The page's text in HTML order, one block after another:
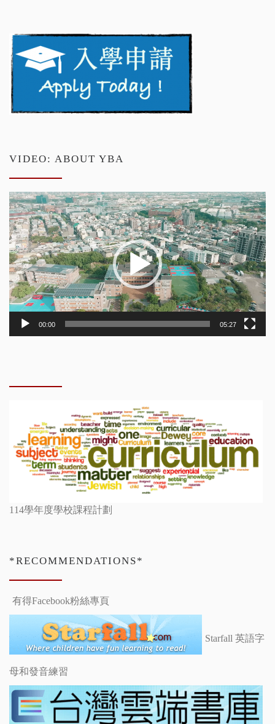
VIDEO: ABOUT YBA
Video
Player
00:00 05:27
114學年度學校課程計劃
*RECOMMENDATIONS*
有得Facebook粉絲專頁
Starfall 英語字
母和發音練習